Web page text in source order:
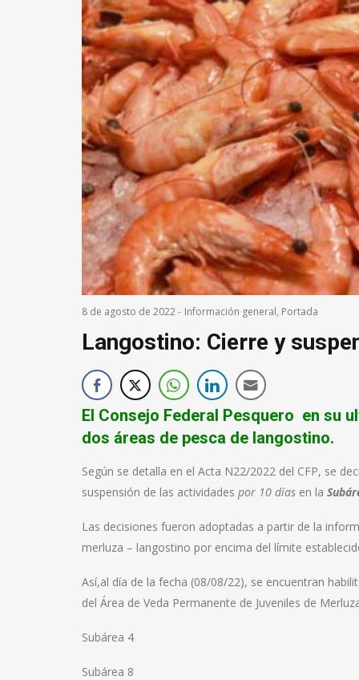
8 de agosto de 2022- Información general, Portada
Langostino: Cierre y
El Consejo Federal Pesquero en su
dos áreas de pesca de langostino.
Según se detalla en el Acta N22/2022 del CFP, se
suspensión de las actividades por 10 días en la
Las decisiones fueron adoptadas a partir de la
merluza – langostino por encima del límite
Así,al día de la fecha (08/08/22), se encuentran
del Área de Veda Permanente de Juveniles de
Subárea 4
Subárea 8